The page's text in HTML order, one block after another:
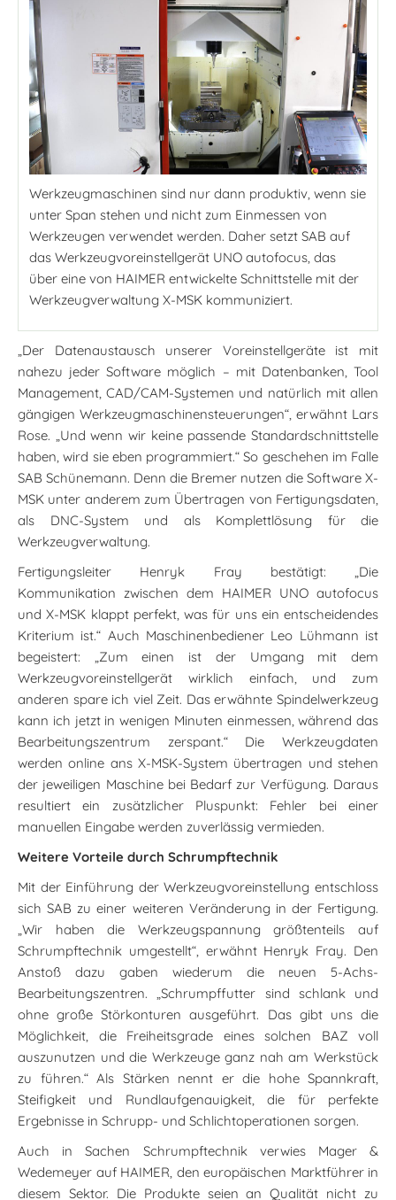
Werkzeugmaschinen sind nur dann produktiv, wenn sie
unter Span stehen und nicht zum Einmessen von
Werkzeugen verwendet werden. Daher setzt SAB auf
das Werkzeugvoreinstellgerät UNO autofocus, das
über eine von HAIMER entwickelte Schnittstelle mit der
Werkzeugverwaltung X-MSK kommuniziert.
„Der Datenaustausch unserer Voreinstellgeräte ist mit
nahezu jeder Software möglich – mit Datenbanken, Tool
Management, CAD/CAM-Systemen und natürlich mit allen
gängigen Werkzeugmaschinensteuerungen“, erwähnt Lars
Rose. „Und wenn wir keine passende Standardschnittstelle
haben, wird sie eben programmiert.“ So geschehen im Falle
SAB Schünemann. Denn die Bremer nutzen die Software X-
MSK unter anderem zum Übertragen von Fertigungsdaten,
als DNC-System und als Komplettlösung für die
Werkzeugverwaltung.
Fertigungsleiter Henryk Fray bestätigt: „Die
Kommunikation zwischen dem HAIMER UNO autofocus
und X-MSK klappt perfekt, was für uns ein entscheidendes
Kriterium ist.“ Auch Maschinenbediener Leo Lühmann ist
begeistert: „Zum einen ist der Umgang mit dem
Werkzeugvoreinstellgerät wirklich einfach, und zum
anderen spare ich viel Zeit. Das erwähnte Spindelwerkzeug
kann ich jetzt in wenigen Minuten einmessen, während das
Bearbeitungszentrum zerspant.“ Die Werkzeugdaten
werden online ans X-MSK-System übertragen und stehen
der jeweiligen Maschine bei Bedarf zur Verfügung. Daraus
resultiert ein zusätzlicher Pluspunkt: Fehler bei einer
manuellen Eingabe werden zuverlässig vermieden.
Weitere Vorteile durch Schrumpftechnik
Mit der Einführung der Werkzeugvoreinstellung entschloss
sich SAB zu einer weiteren Veränderung in der Fertigung.
„Wir haben die Werkzeugspannung größtenteils auf
Schrumpftechnik umgestellt“, erwähnt Henryk Fray. Den
Anstoß dazu gaben wiederum die neuen 5-Achs-
Bearbeitungszentren. „Schrumpffutter sind schlank und
ohne große Störkonturen ausgeführt. Das gibt uns die
Möglichkeit, die Freiheitsgrade eines solchen BAZ voll
auszunutzen und die Werkzeuge ganz nah am Werkstück
zu führen.“ Als Stärken nennt er die hohe Spannkraft,
Steifigkeit und Rundlaufgenauigkeit, die für perfekte
Ergebnisse in Schrupp- und Schlichtoperationen sorgen.
Auch in Sachen Schrumpftechnik verwies Mager &
Wedemeyer auf HAIMER, den europäischen Marktführer in
diesem Sektor. Die Produkte seien an Qualität nicht zu